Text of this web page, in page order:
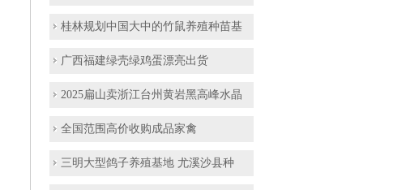
桂林规划中国大中的竹鼠养殖种苗基
广西福建绿壳绿鸡蛋漂亮出货
2025扁山卖浙江台州黄岩黑高峰水晶
全国范围高价收购成品家禽
三明大型鸽子养殖基地 尤溪沙县种